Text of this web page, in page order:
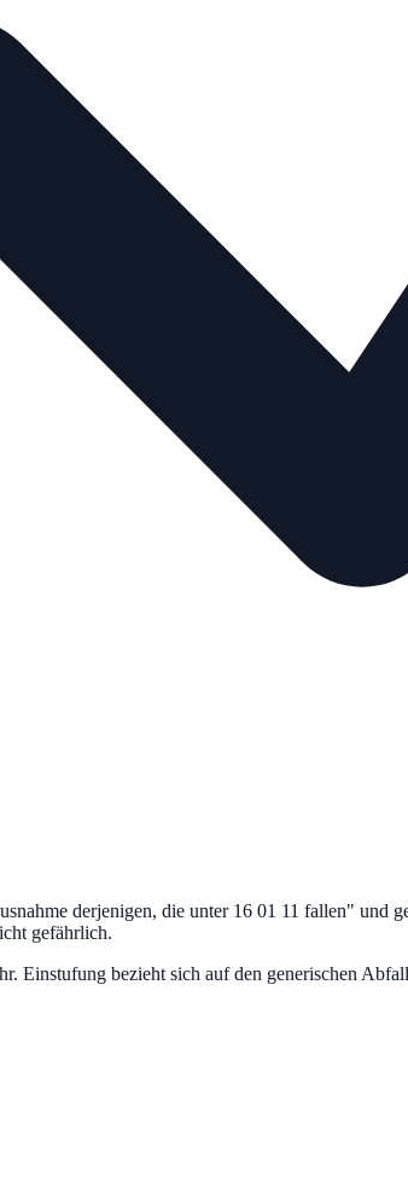
derjenigen, die unter 16 01 11 fallen" und
gefährlich.
Einstufung bezieht sich auf den generischen